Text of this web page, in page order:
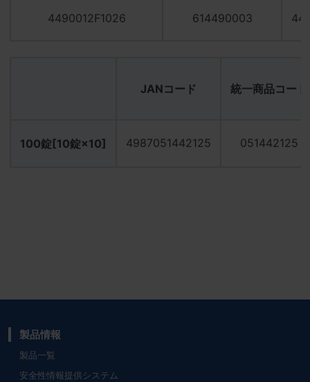
4490012F1026 614490003
JANコード 統一商品コード
100錠[10錠×10] 4987051442125 051442125
製品情報
製品一覧
安全性情報提供システム